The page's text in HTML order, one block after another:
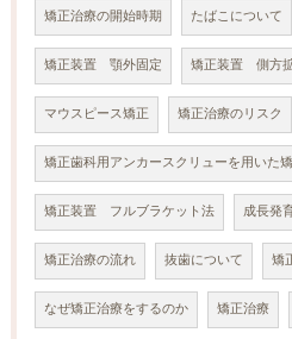
矯正治療の開始時期 たばこについて
矯正装置 顎外固定 矯正装置 側方
マウスピース矯正 矯正治療のリスク
矯正歯科用アンカースクリューを用いた
矯正装置 フルブラケット法 成長発
矯正治療の流れ 抜歯について 矯
なぜ矯正治療をするのか 矯正治療